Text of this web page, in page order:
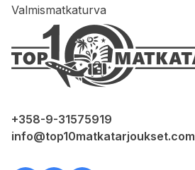
Valmismatkaturva
+358-9-31575919
info@top10matkatarjoukset.com